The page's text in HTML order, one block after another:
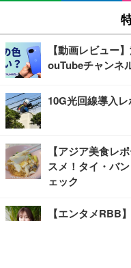
【動画レビュー
ouTubeチャンネ
10G光回線導入レ
【アジア美食レ
スメ！タイ・バ
ェック
【エンタメRBB